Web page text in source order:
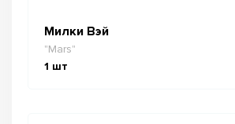
Милки Вэй
"Mars"
1 шт